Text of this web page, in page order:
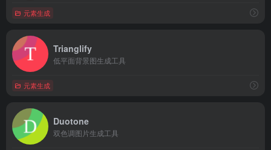
元素生成
Trianglify
低平面背景图生成工具
元素生成
Duotone
双色调图片生成工具